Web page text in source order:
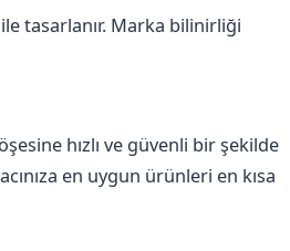
tasarlanır. Marka bilinirliği
hızlı ve güvenli bir şekilde
en uygun ürünleri en kısa